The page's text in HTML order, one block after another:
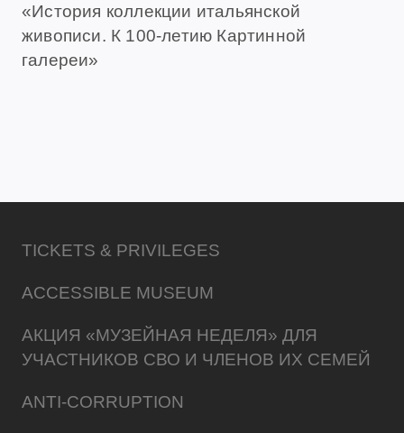
«История коллекции итальянской
живописи. К 100-летию Картинной
галереи»
TICKETS & PRIVILEGES
ACCESSIBLE MUSEUM
АКЦИЯ «МУЗЕЙНАЯ НЕДЕЛЯ» ДЛЯ
УЧАСТНИКОВ СВО И ЧЛЕНОВ ИХ СЕМЕЙ
ANTI-CORRUPTION